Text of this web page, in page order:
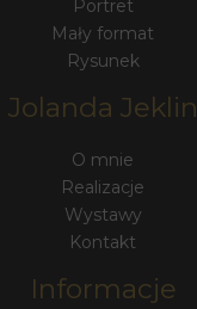
Portret
Mały format
Rysunek
Jolanda Jeklin
O mnie
Realizacje
Wystawy
Kontakt
Informacje